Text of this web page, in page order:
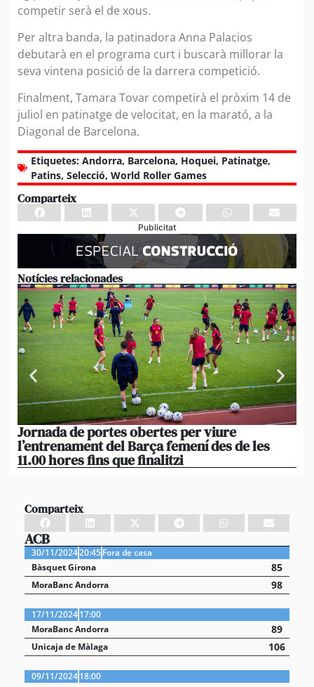
competir serà el de xous.
Per altra banda, la patinadora Anna Palacios
debutarà en el programa curt i buscarà millorar la
seva vintena posició de la darrera competició.
Finalment, Tamara Tovar competirà el pròxim 14 de
juliol en patinatge de velocitat, en la marató, a la
Diagonal de Barcelona.
Etiquetes: Andorra, Barcelona, Hoquei, Patinatge,
Patins, Selecció, World Roller Games
Comparteix
Publicitat
Notícies relacionades
Jornada de portes obertes per viure
l’entrenament del Barça femení des de les
11.00 hores fins que finalitzi
Comparteix
ACB
30/11/202420:45Fora de casa
Bàsquet Girona
85
MoraBanc Andorra 98
17/11/202417:00
MoraBanc Andorra
89
Unicaja de Màlaga 106
09/11/202418:00